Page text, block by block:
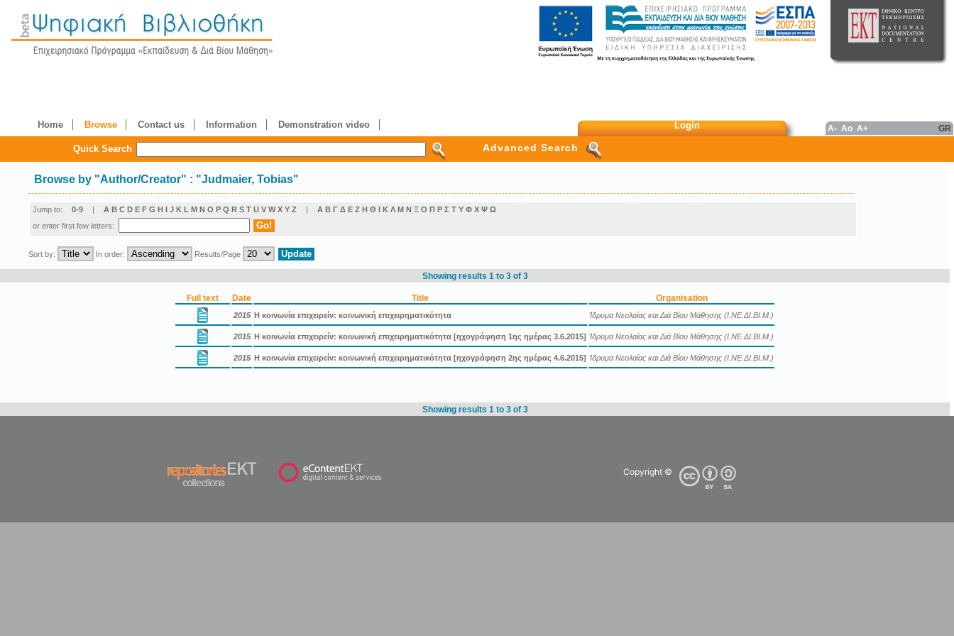
Home Browse Contact us Information Demonstration video Login A- Ao A+ GR
Quick Search Advanced Search
Browse by "Author/Creator" : "Judmaier, Tobias"
Jump to: 0-9 | A B C D E F G H I J K L M N O P Q R S T U V W X Y Z | Α Β Γ Δ Ε Ζ Η Θ Ι Κ Λ Μ Ν Ξ Ο Π Ρ Σ Τ Υ Φ Χ Ψ Ω
or enter first few letters:
Sort by: In order: Results/Page
Showing results 1 to 3 of 3
Full text Date Title Organisation
2015 Η κοινωνία επιχειρείν: κοινωνική επιχειρηματικότητα Ίδρυμα Νεολαίας και Διά Βίου Μάθησης (Ι.ΝΕ.ΔΙ.ΒΙ.Μ.)
2015 Η κοινωνία επιχειρείν: κοινωνική επιχειρηματικότητα [ηχογράφηση 1ης ημέρας 3.6.2015] Ίδρυμα Νεολαίας και Διά Βίου Μάθησης (Ι.ΝΕ.ΔΙ.ΒΙ.Μ.)
2015 Η κοινωνία επιχειρείν: κοινωνική επιχειρηματικότητα [ηχογράφηση 2ης ημέρας 4.6.2015] Ίδρυμα Νεολαίας και Διά Βίου Μάθησης (Ι.ΝΕ.ΔΙ.ΒΙ.Μ.)
Showing results 1 to 3 of 3